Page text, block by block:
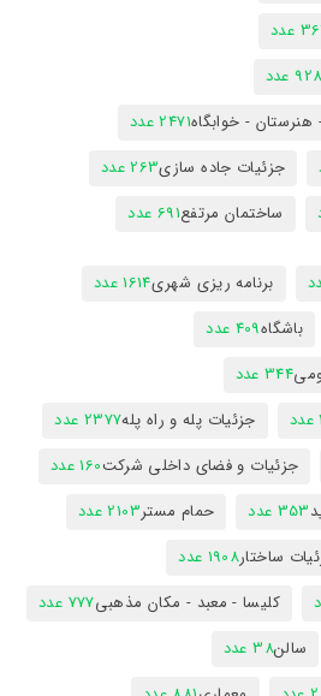
عدد
عدد
- خوابگاه2471 عدد
جزئیات جاده سازی263 عدد
ساختمان مرتفع691 عدد
برنامه ریزی شهری1614 عدد
باشگاه409 عدد
344 عدد
جزئیات پله و راه پله2377 عدد
جزئیات و فضای داخلی شرکت160 عدد
353 عدد حمام مستر2103 عدد
ساختار1908 عدد
کلیسا - معبد - مکان مذهبی777 عدد
سالن38 عدد